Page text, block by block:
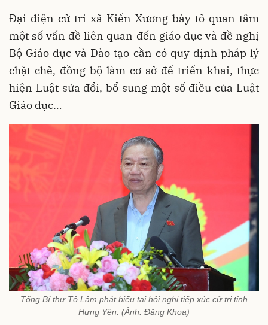
Đại diện cử tri xã Kiến Xương bày tỏ quan tâm
một số vấn đề liên quan đến giáo dục và đề nghị
Bộ Giáo dục và Đào tạo cần có quy định pháp lý
chặt chẽ, đồng bộ làm cơ sở để triển khai, thực
hiện Luật sửa đổi, bổ sung một số điều của Luật
Giáo dục…
Tổng Bí thư Tô Lâm phát biểu tại hội nghị tiếp xúc cử tri tỉnh
Hưng Yên. (Ảnh: Đăng Khoa)